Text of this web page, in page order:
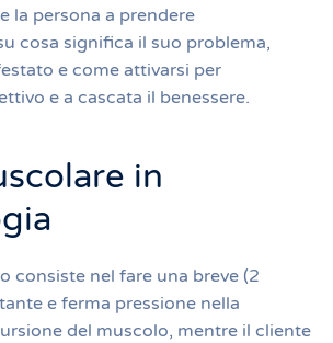
la persona a prendere
cosa significa il suo problema,
e come attivarsi per
e a cascata il benessere.
in
consiste nel fare una breve (2
e ferma pressione nella
del muscolo, mentre il cliente